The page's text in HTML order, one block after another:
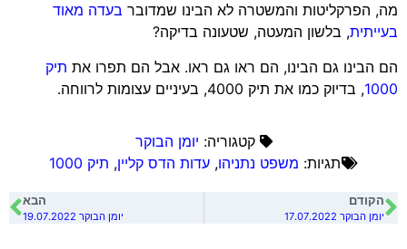
מה, הפרקליטות והמשטרה לא הבינו שמדובר בעדה מאוד
בעייתית, בלשון המעטה, שטעונה בדיקה?
הם הבינו גם הבינו, הם ראו גם ראו. אבל הם תפרו את תיק
1000, בדיוק כמו את תיק 4000, בעיניים עצומות לרווחה.
קטגוריה: יומן הבוקר
תגיות: משפט נתניהו, עדות הדס קליין, תיק 1000
הקודם
יומן הבוקר 17.07.2022
הבא
יומן הבוקר 19.07.2022